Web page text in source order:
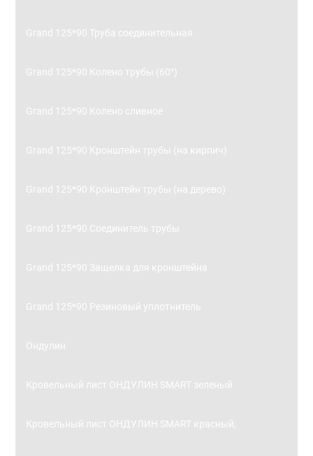
Grand 125*90 Труба соединительная
Grand 125*90 Колено трубы (60°)
Grand 125*90 Колено сливное
Grand 125*90 Кронштейн трубы (на кирпич)
Grand 125*90 Кронштейн трубы (на дерево)
Grand 125*90 Соединитель трубы
Grand 125*90 Защелка для кронштейна
Grand 125*90 Резиновый уплотнитель
Ондулин
Кровельный лист ОНДУЛИН SMART зеленый
Кровельный лист ОНДУЛИН SMART красный,